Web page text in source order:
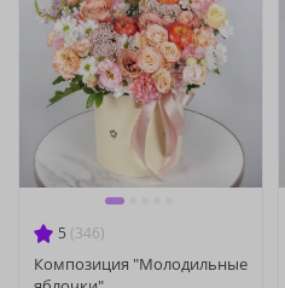
5 (346)
Композиция "Молодильные